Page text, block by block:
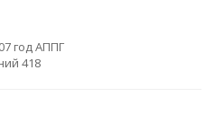
год АППГ
418